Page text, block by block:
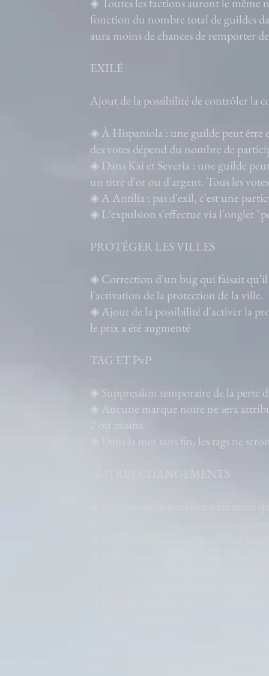
fonction du nombre total de guildes
aura moins de chances de remporter
EXILÉ
Ajout de la possibilité de contrôler la
◈ À Hispaniola : une guilde peut être
des votes dépend du nombre de
◈ Dans Kai et Severia : une guilde
un titre d'or ou d'argent. Tous les
◈ A Antilia : pas d'exil, c'est une
◈ L'expulsion s'effectue via l'onglet
PROTÉGER LES VILLES
◈ Correction d'un bug qui faisait qu'il
l'activation de la protection de la ville.
◈ Ajout de la possibilité d'activer la
le prix a été augmenté
TAG ET PvP
◈ Suppression temporaire de la perte
◈ Aucune marque noire ne sera
2 ou moins.
◈ Dans la mer sans fin, les tags ne
AUTRES CHANGEMENTS